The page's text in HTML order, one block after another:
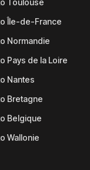
Toulouse
Île-de-France
Normandie
Pays de la Loire
Nantes
Bretagne
Belgique
Wallonie